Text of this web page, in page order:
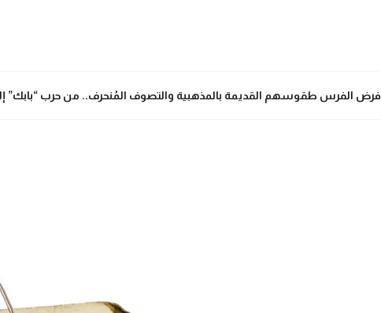
فرض الفرس طقوسهم القديمة بالمذهبية والتصوف المُنحرف.. من حرب “بابك” إلى